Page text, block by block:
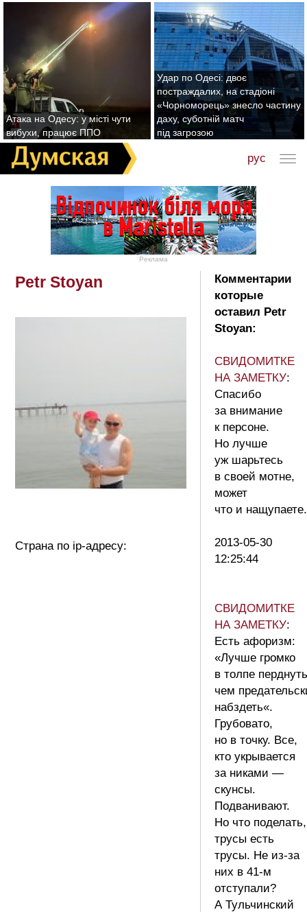
Атака на Одесу: у місті чути
вибухи, працює ППО
Удар по Одесі: двоє
постраждалих, на стадіоні
«Чорноморець» знесло частину
даху, суботній матч
під загрозою
рус
Реклама
Petr Stoyan
Страна по ip-адресу:
Комментарии
которые
оставил Petr
Stoyan:
СВИДОМИТКЕ
НА ЗАМЕТКУ:
Спасибо
за внимание
к персоне.
Но лучше
уж шарьтесь
в своей мотне,
может
что и нащупаете.
2013-05-30
12:25:44
СВИДОМИТКЕ
НА ЗАМЕТКУ:
Есть афоризм:
«Лучше громко
в толпе
чем
набздеть«.
Грубовато,
но в точку. Все,
кто укрывается
за никами —
скунсы.
Подванивают.
Но что поделать,
трусы есть
трусы. Не из-за
них в 41-м
отступали?
А Тульчинский